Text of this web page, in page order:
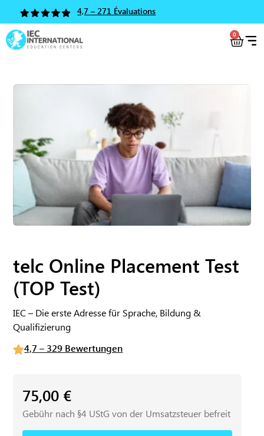
4,7 – 271 Évaluations
0
telc Online Placement Test
(TOP Test)
IEC – Die erste Adresse für Sprache, Bildung &
Qualifizierung
4,7 – 329 Bewertungen
75,00 €
Gebühr nach §4 UStG von der Umsatzsteuer befreit